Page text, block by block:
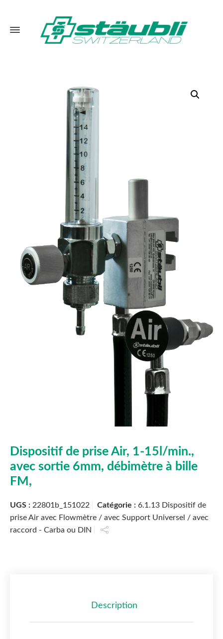
Dispositif de prise Air, 1-15l/min.,
avec sortie 6mm, débimètre à bille
FM,
UGS : 22801b_151022 Catégorie : 6.1.13 Dispositif de
prise Air avec Flowmètre / avec Support Universel / avec
raccord - Carba ou DIN
Description